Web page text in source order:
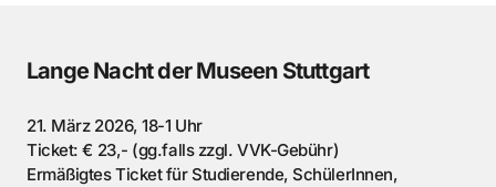
Lange Nacht der Museen Stuttgart
21. März 2026, 18-1 Uhr
Ticket: € 23,- (gg.falls zzgl. VVK-Gebühr)
Ermäßigtes Ticket für Studierende, SchülerInnen,